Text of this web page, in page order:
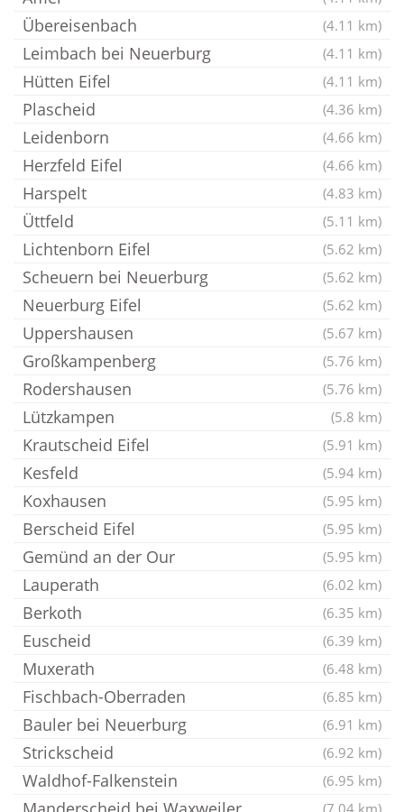
Übereisenbach (4.11 km)
Leimbach bei Neuerburg (4.11 km)
Hütten Eifel (4.11 km)
Plascheid (4.36 km)
Leidenborn (4.66 km)
Herzfeld Eifel (4.66 km)
Harspelt (4.83 km)
Üttfeld (5.11 km)
Lichtenborn Eifel (5.62 km)
Scheuern bei Neuerburg (5.62 km)
Neuerburg Eifel (5.62 km)
Uppershausen (5.67 km)
Großkampenberg (5.76 km)
Rodershausen (5.76 km)
Lützkampen (5.8 km)
Krautscheid Eifel (5.91 km)
Kesfeld (5.94 km)
Koxhausen (5.95 km)
Berscheid Eifel (5.95 km)
Gemünd an der Our (5.95 km)
Lauperath (6.02 km)
Berkoth (6.35 km)
Euscheid (6.39 km)
Muxerath (6.48 km)
Fischbach-Oberraden (6.85 km)
Bauler bei Neuerburg (6.91 km)
Strickscheid (6.92 km)
Waldhof-Falkenstein (6.95 km)
(7.04 km)